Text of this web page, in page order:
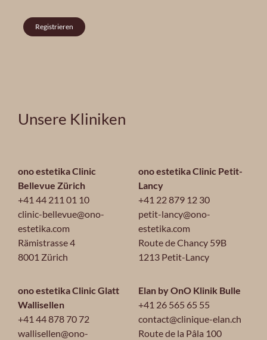
Registrieren
Unsere Kliniken
ono estetika Clinic
Bellevue Zürich
+41 44 211 01 10
clinic-bellevue@ono-
estetika.com
Rämistrasse 4
8001 Zürich
ono estetika Clinic Glatt
Wallisellen
+41 44 878 70 72
wallisellen@ono-
ono estetika Clinic Petit-
Lancy
+41 22 879 12 30
petit-lancy@ono-
estetika.com
Route de Chancy 59B
1213 Petit-Lancy
Elan by OnO Klinik Bulle
+41 26 565 65 55
contact@clinique-elan.ch
Route de la Pâla 100